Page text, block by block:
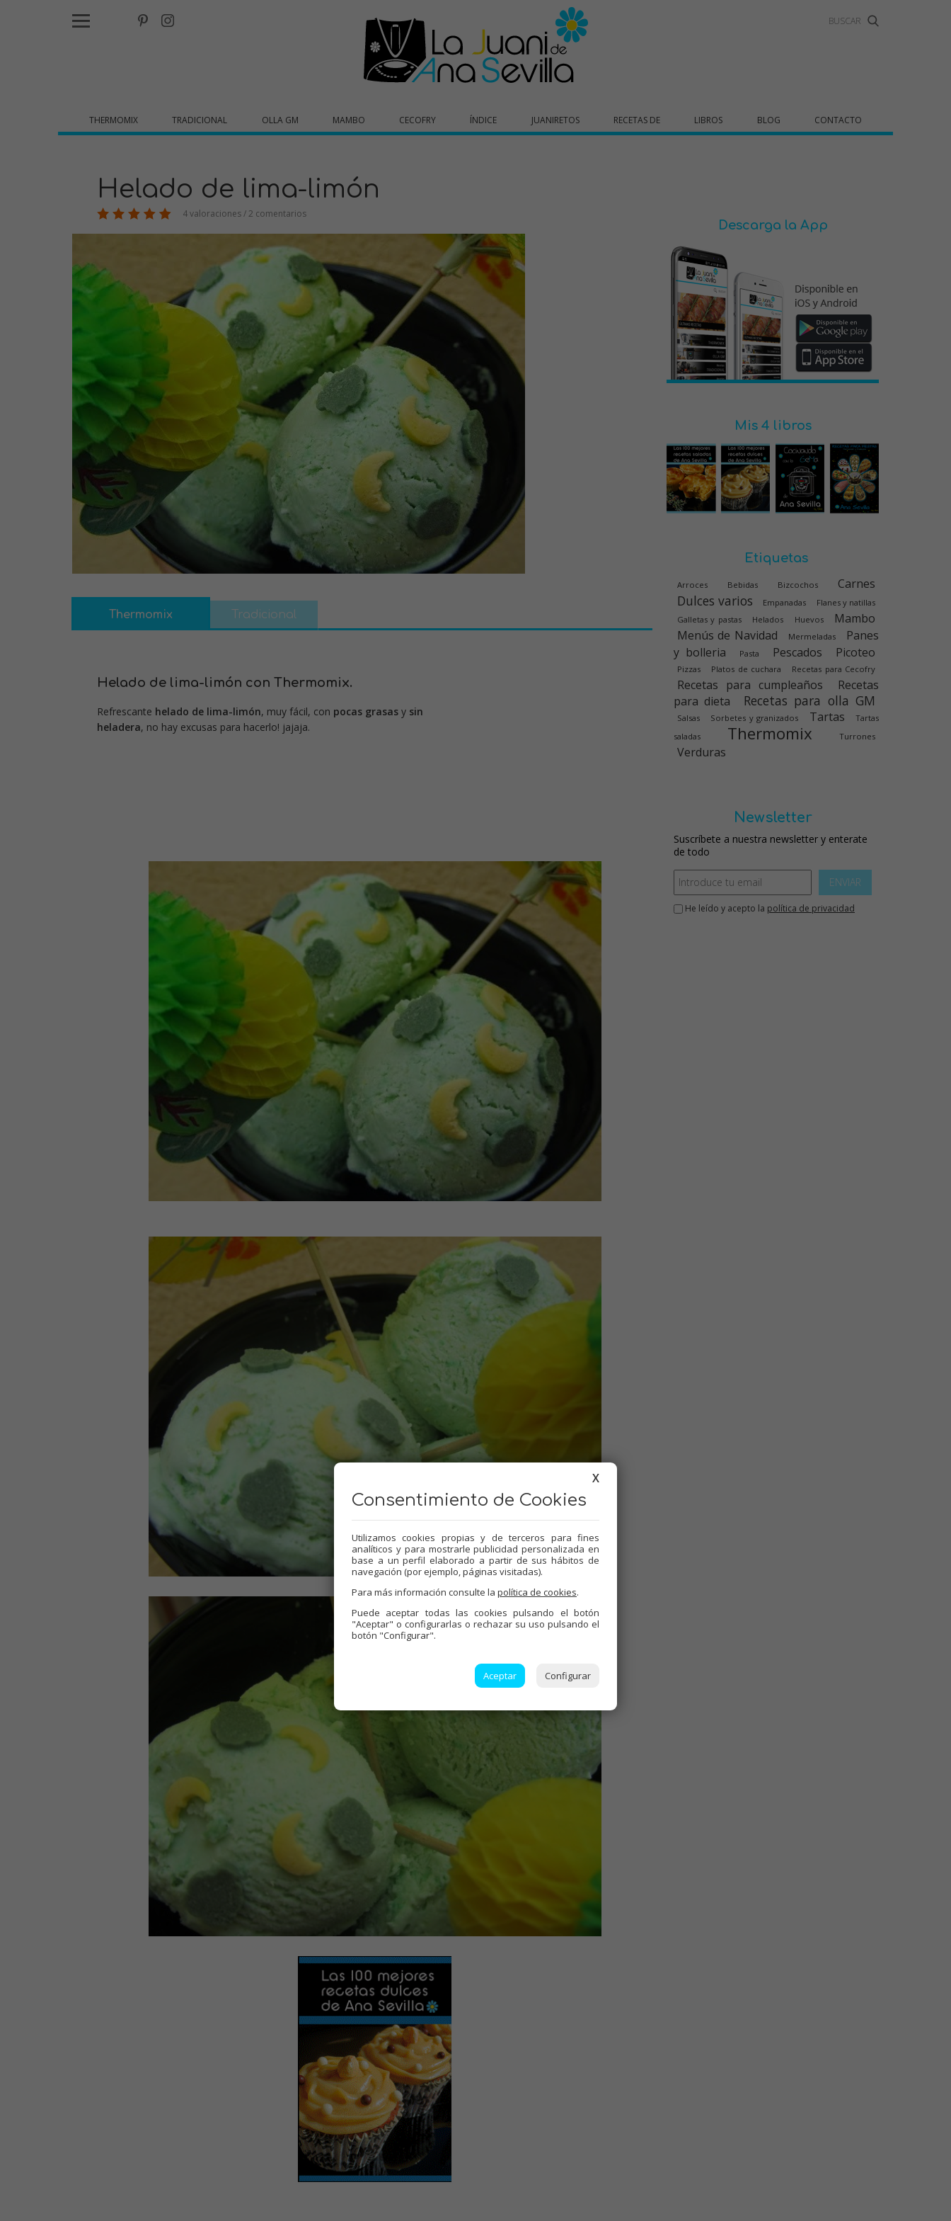
THERMOMIX TRADICIONAL OLLA GM MAMBO CECOFRY ÍNDICE JUANIRETOS RECETAS DE LIBROS BLOG CONTACTO
Helado de lima-limón
4 valoraciones / 2 comentarios
Thermomix Tradicional
Helado de lima-limón con Thermomix.
Refrescante helado de lima-limón, muy fácil, con pocas grasas y sin
heladera, no hay excusas para hacerlo! jajaja.
Descarga la App
Mis 4 libros
Etiquetas
Arroces Bebidas Bizcochos Carnes
Dulces varios Empanadas
Flanes y natillas
Galletas y pastas
Helados Huevos
Mambo
Menús de Navidad
Mermeladas
Panes
y bolleria
Pasta Pescados Picoteo
Pizzas Platos de cuchara Recetas para Cecofry
Recetas para cumpleaños
Recetas
para dieta
Recetas para olla GM
Salsas Sorbetes y granizados Tartas
Tartas
saladas
Thermomix Turrones
Verduras
Newsletter
Suscríbete a nuestra newsletter y enterate
de todo
ENVIAR
He leído y acepto la política de privacidad
X
Consentimiento de Cookies
Utilizamos cookies propias y de terceros para fines
analíticos y para mostrarle publicidad personalizada en
base a un perfil elaborado a partir de sus hábitos de
navegación (por ejemplo, páginas visitadas).
Para más información consulte la política de cookies.
Puede aceptar todas las cookies pulsando el botón
"Aceptar" o configurarlas o rechazar su uso pulsando el
botón "Configurar".
Aceptar Configurar